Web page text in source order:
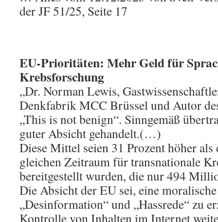
der JF 51/25, Seite 17
EU-Prioritäten: Mehr Geld für
Krebsforschung
„Dr. Norman Lewis,
Denkfabrik MCC Brüssel und Autor
„This is not benign“. Sinngemäß
guter Absicht gehandelt.(…)
Diese Mittel seien 31 Prozent höher
gleichen Zeitraum für transnationale
bereitgestellt wurden, die nur 494
Die Absicht der EU sei, eine
„Desinformation“ und „Hassrede“ zu
Kontrolle von Inhalten im Internet